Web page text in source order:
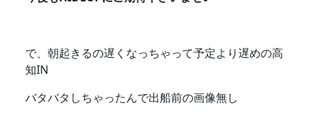
で、朝起きるの遅くなっちゃって予定より遅めの高
知IN
バタバタしちゃったんで出船前の画像無し